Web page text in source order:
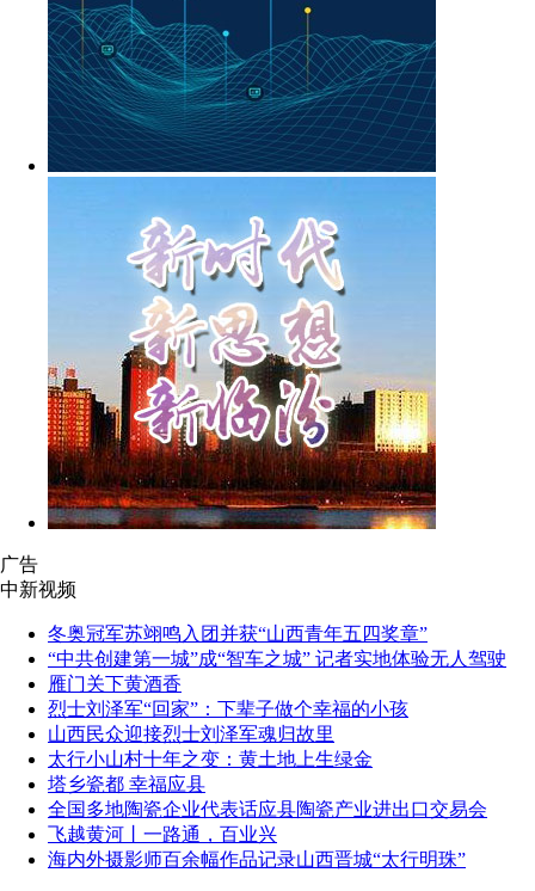
广告
中新视频
冬奥冠军苏翊鸣入团并获“山西青年五四奖章”
“中共创建第一城”成“智车之城” 记者实地体验无人驾驶
雁门关下黄酒香
烈士刘泽军“回家”：下辈子做个幸福的小孩
山西民众迎接烈士刘泽军魂归故里
太行小山村十年之变：黄土地上生绿金
塔乡瓷都 幸福应县
全国多地陶瓷企业代表话应县陶瓷产业进出口交易会
飞越黄河丨一路通，百业兴
海内外摄影师百余幅作品记录山西晋城“太行明珠”